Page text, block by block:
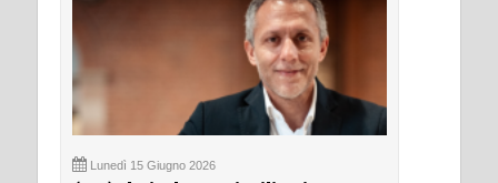
Lunedì 15 Giugno 2026